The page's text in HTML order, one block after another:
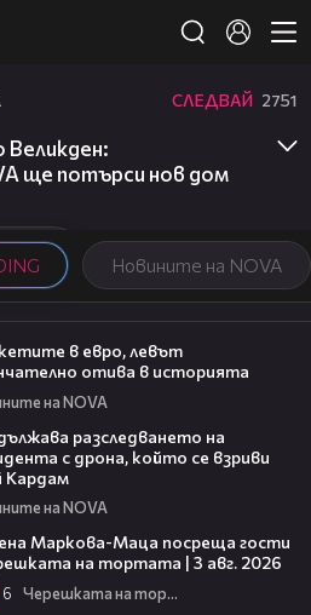
Новините на NOVA
СЛЕДВАЙ 2751
Великден:
ще потърси нов дом
в евро, левът
отива в историята
на NOVA
разследването на
с дрона, който се взриви
Кардам
на NOVA
Маркова-Маца посреща гости
на тортата | 3 авг. 2026
6 Черешката на тортата